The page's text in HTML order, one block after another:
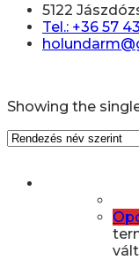
5122
Tel.: +36 57
Showing the